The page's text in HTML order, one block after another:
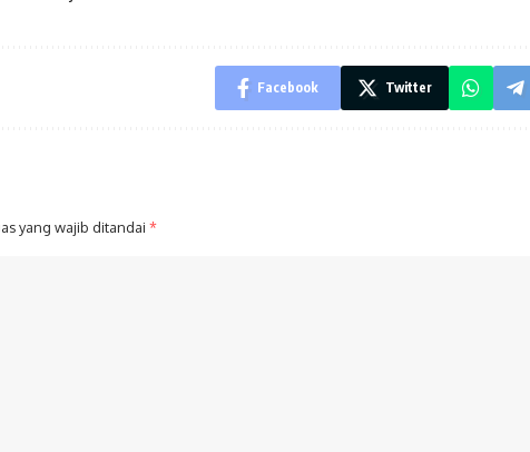
Facebook Twitter
yang wajib ditandai *